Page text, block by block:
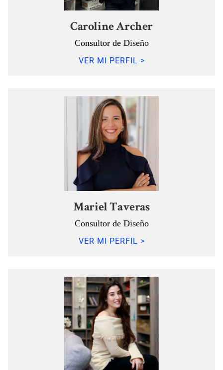
Caroline Archer
Consultor de Diseño
VER MI PERFIL >
Mariel Taveras
Consultor de Diseño
VER MI PERFIL >